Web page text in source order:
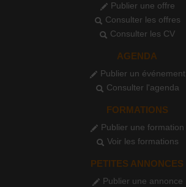
Publier une offre
Consulter les offres
Consulter les CV
AGENDA
Publier un événement
Consulter l'agenda
FORMATIONS
Publier une formation
Voir les formations
PETITES ANNONCES
Publier une annonce